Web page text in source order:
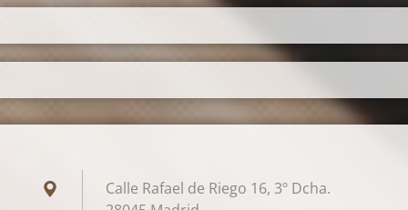
Calle Rafael de Riego 16, 3º Dcha.